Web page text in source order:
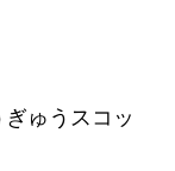
ゅうスコッ